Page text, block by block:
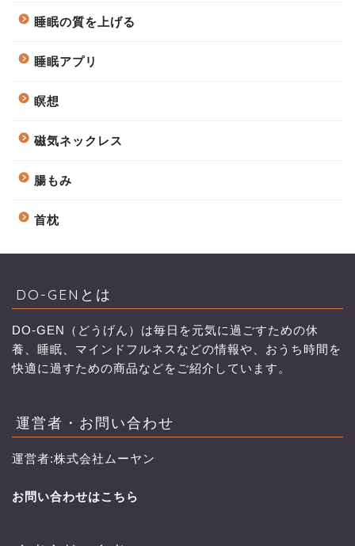
睡眠の質を上げる
睡眠アプリ
瞑想
磁気ネックレス
腸もみ
首枕
DO-GENとは
DO-GEN（どうげん）は毎日を元気に過ごすための休
養、睡眠、マインドフルネスなどの情報や、おうち時間を
快適に過すための商品などをご紹介しています。
運営者・お問い合わせ
運営者:株式会社ムーヤン
お問い合わせはこちら